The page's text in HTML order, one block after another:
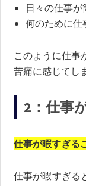
日々の仕事が
何のために仕
このように仕事
苦痛に感じてし
2：仕事
仕事が暇すぎる
仕事が暇すぎる